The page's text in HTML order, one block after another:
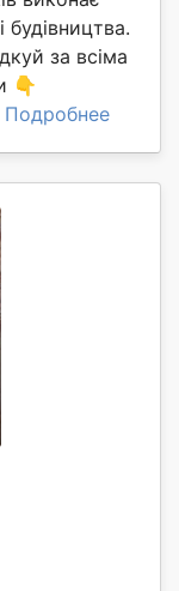
за всіма
👇
Подробнее